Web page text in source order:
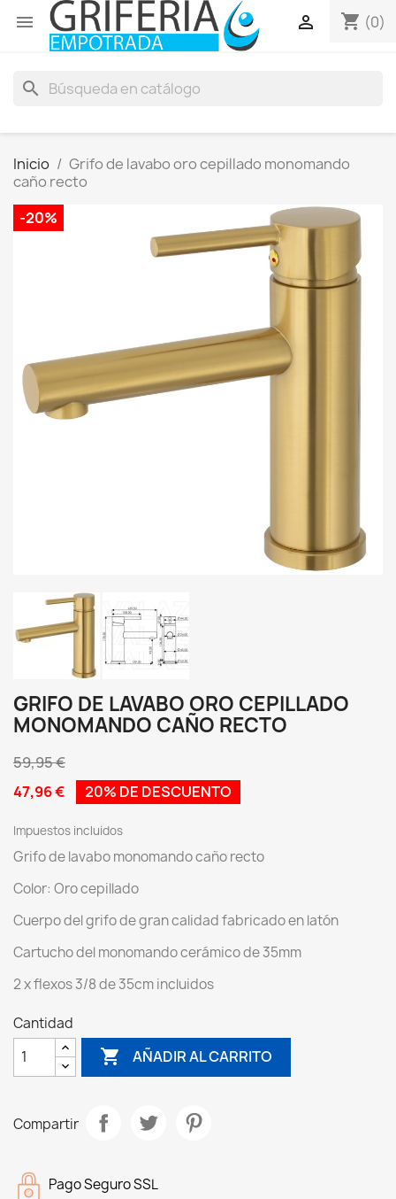
 shopping_cart (0)

search
Inicio
Grifo de lavabo oro cepillado monomando
caño recto
-20%
GRIFO DE LAVABO ORO CEPILLADO
MONOMANDO CAÑO RECTO
59,95 €
47,96 €
20% DE DESCUENTO
Impuestos incluidos
Grifo de lavabo monomando caño recto
Color: Oro cepillado
Cuerpo del grifo de gran calidad fabricado en latón
Cartucho del monomando cerámico de 35mm
2 x flexos 3/8 de 35cm incluidos
Cantidad
 AÑADIR AL CARRITO
Compartir
Pago Seguro SSL